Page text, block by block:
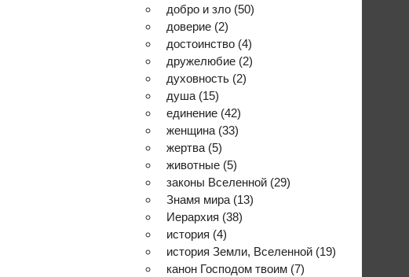
добро и зло (50)
доверие (2)
достоинство (4)
дружелюбие (2)
духовность (2)
душа (15)
единение (42)
женщина (33)
жертва (5)
животные (5)
законы Вселенной (29)
Знамя мира (13)
Иерархия (38)
история (4)
история Земли, Вселенной (19)
канон Господом твоим (7)